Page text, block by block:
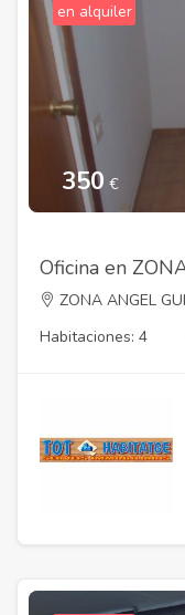
en alquiler
350 €
Oficina en
ZONA ANGEL
Habitaciones: 4